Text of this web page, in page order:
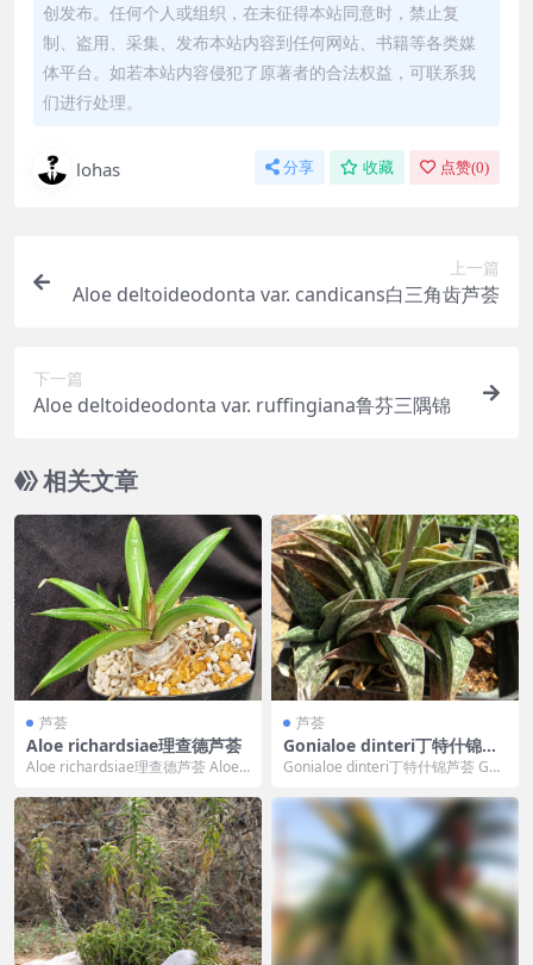
创发布。任何个人或组织，在未征得本站同意时，禁止复
制、盗用、采集、发布本站内容到任何网站、书籍等各类媒
体平台。如若本站内容侵犯了原著者的合法权益，可联系我
们进行处理。
lohas 分享 收藏 点赞(0)
上一篇
Aloe deltoideodonta var. candicans白三角齿芦荟
下一篇
Aloe deltoideodonta var. ruffingiana鲁芬三隅锦
相关文章
芦荟
Aloe richardsiae理查德芦荟
Aloe richardsiae理查德芦荟 Aloe r
芦荟
Gonialoe dinteri丁特什锦芦
荟
Gonialoe dinteri丁特什锦芦荟 Gon